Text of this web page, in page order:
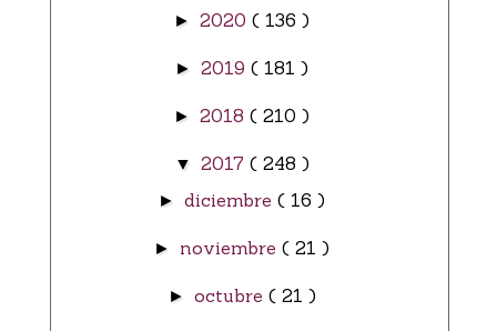
► 2020 ( 136 )
► 2019 ( 181 )
► 2018 ( 210 )
▼ 2017 ( 248 )
► diciembre ( 16 )
► noviembre ( 21 )
► octubre ( 21 )